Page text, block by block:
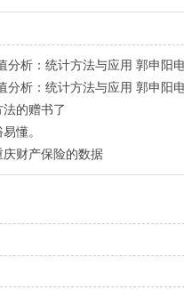
分析：统计方法与应用 郭申阳
分析：统计方法与应用 郭申阳
的赠书了
懂。
庆财产保险的数据